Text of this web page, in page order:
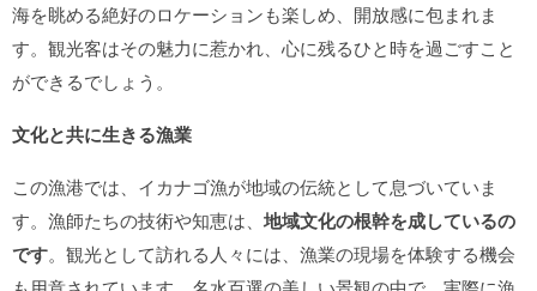
海を眺める絶好のロケーションも楽しめ、開放感に包まれま
す。観光客はその魅力に惹かれ、心に残るひと時を過ごすこと
ができるでしょう。
文化と共に生きる漁業
この漁港では、イカナゴ漁が地域の伝統として息づいていま
す。漁師たちの技術や知恵は、 地域文化の根幹を成しているの
です。観光として訪れる人々には、漁業の現場を体験する機会